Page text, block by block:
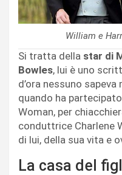
William e
Si tratta della star di
Bowles, lui è uno
d’ora nessuno
quando ha
Woman, per
conduttrice Charlene
di lui, della sua vita e
La casa del